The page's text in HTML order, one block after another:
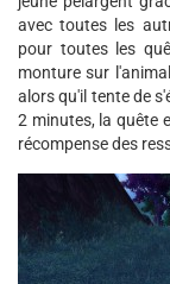
avec toutes les
pour toutes les
monture sur
alors qu'il tente de
2 minutes, la quête
récompense des